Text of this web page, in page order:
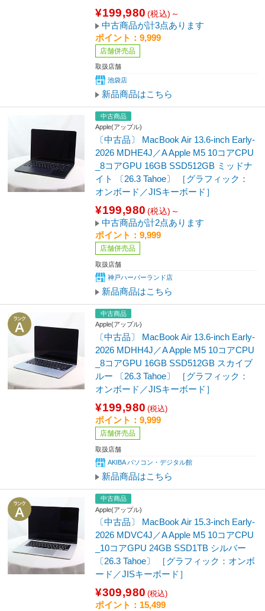
¥199,980 (税込)～
中古商品が計3点あります
ポイント：9,999
店舗併売品
取扱店舗
池袋店
新品商品はこちら
中古商品
Apple(アップル)
〔中古品〕 MacBook Air 13.6-inch Early-
2026 MDHE4J／A Apple M5 10コアCPU
_8コアGPU 16GB SSD512GB ミッドナ
イト 〔26.3 Tahoe〕 ［グラフィック：
オンボード／JISキーボード］
¥199,980 (税込)～
中古商品が計2点あります
ポイント：9,999
店舗併売品
取扱店舗
神戸ハーバーランド店
新品商品はこちら
中古商品
Apple(アップル)
〔中古品〕 MacBook Air 13.6-inch Early-
2026 MDHH4J／A Apple M5 10コアCPU
_8コアGPU 16GB SSD512GB スカイブ
ルー 〔26.3 Tahoe〕 ［グラフィック：
オンボード／JISキーボード］
¥199,980 (税込)
ポイント：9,999
店舗併売品
取扱店舗
AKIBA パソコン・デジタル館
新品商品はこちら
中古商品
Apple(アップル)
〔中古品〕 MacBook Air 15.3-inch Early-
2026 MDVC4J／A Apple M5 10コアCPU
_10コアGPU 24GB SSD1TB シルバー
〔26.3 Tahoe〕 ［グラフィック：オンボ
ード／JISキーボード］
¥309,980 (税込)
ポイント：15,499